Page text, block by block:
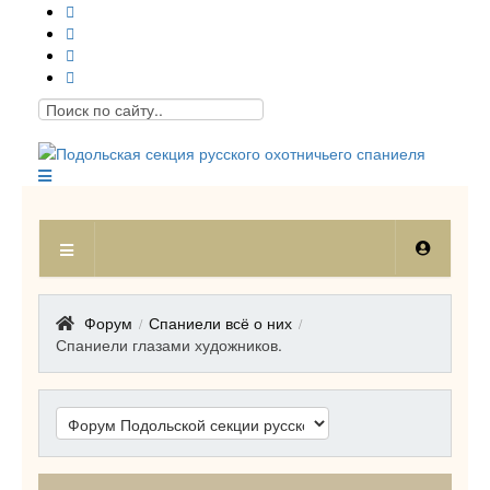
Форум / Спаниели всё о них /
Спаниели глазами художников.